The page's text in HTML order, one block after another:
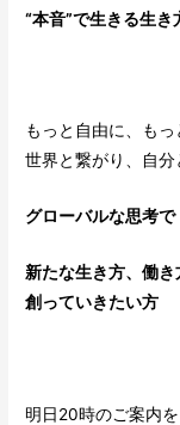
“本音”で生きる生き
もっと自由に、もっ
世界と繋がり、自分
グローバルな思考で
新たな生き方、働き
創っていきたい方
明日20時のご案内を